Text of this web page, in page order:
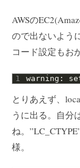
AWSの
ので出ないよう
コード設定もお
1 warning :
とりあえず、
うに出る。自分
ね。
様。